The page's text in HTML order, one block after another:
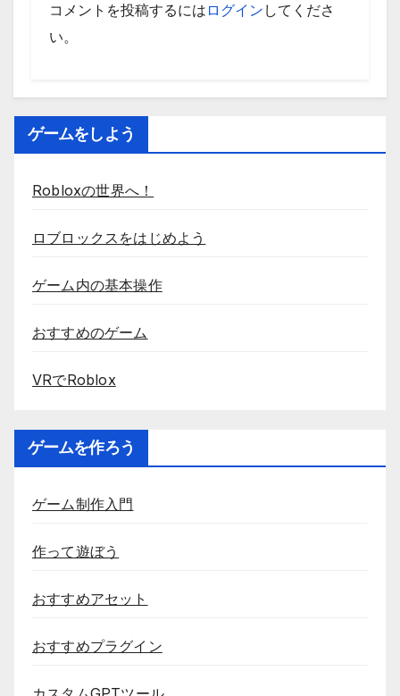
コメントを投稿するには ログイン してくださ
い。
ゲームをしよう
Robloxの世界へ！
ロブロックスをはじめよう
ゲーム内の基本操作
おすすめのゲーム
VRでRoblox
ゲームを作ろう
ゲーム制作入門
作って遊ぼう
おすすめアセット
おすすめプラグイン